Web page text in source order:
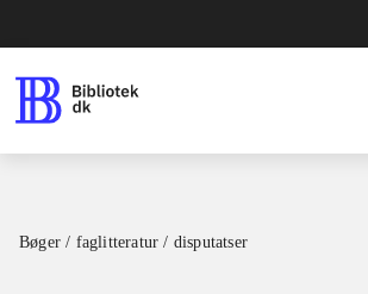
Bøger / faglitteratur / disputatser